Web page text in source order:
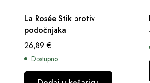
La Rosée Stik protiv
podočnjaka
26,89€
Dostupno